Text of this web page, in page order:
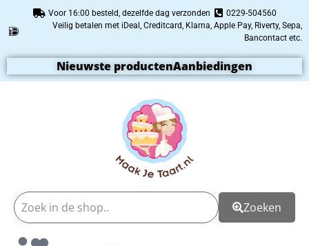
Voor 16:00 besteld, dezelfde dag verzonden
0229-504560
Veilig betalen met iDeal, Creditcard, Klarna, Apple Pay, Riverty, Sepa,
Bancontact etc.
Nieuwste productenAanbiedingen
Zoeken